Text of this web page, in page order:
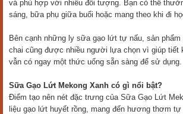
và phù hợp với nhiều đối tượng. Bạn có thể
sáng, bữa phụ giữa buổi hoặc mang theo khi đi
Bên cạnh những ly sữa gạo lứt tự nấu, sản
chai cũng được nhiều người lựa chọn vì giúp tiết
vẫn có ngay một thức uống sẵn sàng để sử dụng.
Sữa Gạo Lứt Mekong Xanh có gì nổi bật?
Điểm tạo nên nét đặc trưng của Sữa Gạo Lứt
liệu gạo lứt huyết rồng, mang đến hương thơm tự